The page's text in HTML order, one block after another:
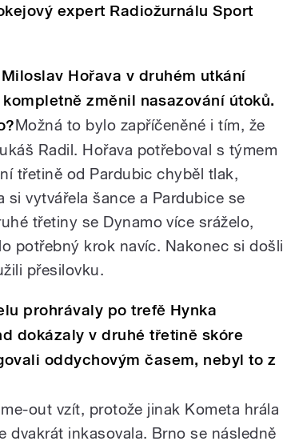
expert Radiožurnálu Sport
Hořava v druhém utkání
změnil nasazování útoků.
Možná to bylo zapříčeněné i tím, že
Radil. Hořava potřeboval s týmem
třetině od Pardubic chyběl tlak,
vytvářela šance a Pardubice se
třetiny se Dynamo více sráželo,
potřebný krok navíc. Nakonec si došli
přesilovku.
prohrávaly po trefě Hynka
dokázaly v druhé třetině skóre
oddychovým časem, nebyl to z
out vzít, protože jinak Kometa hrála
dvakrát inkasovala. Brno se následně